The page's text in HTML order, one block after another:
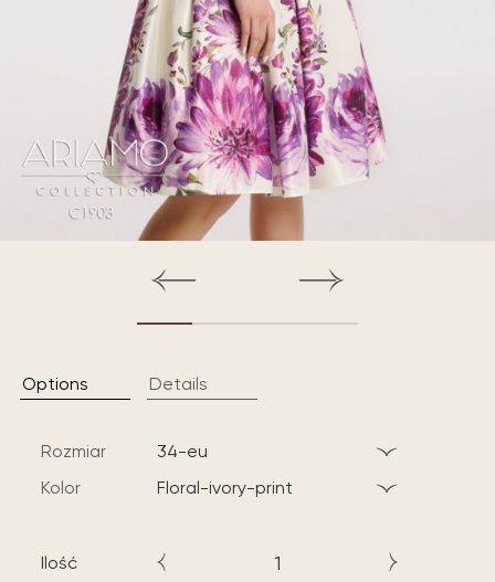
Options Details
Rozmiar
34-eu
Kolor
floral-ivory-print
Ilość